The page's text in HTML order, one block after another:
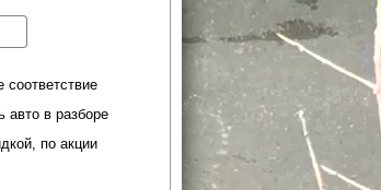
соответствие
авто в разборе
по акции